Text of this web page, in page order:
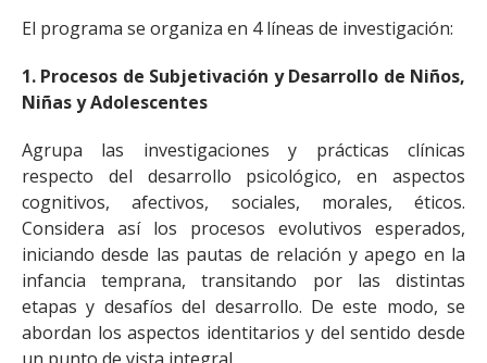
El programa se organiza en 4 líneas de investigación:
1. Procesos de Subjetivación y Desarrollo de Niños,
Niñas y Adolescentes
Agrupa las investigaciones y prácticas clínicas
respecto del desarrollo psicológico, en aspectos
cognitivos, afectivos, sociales, morales, éticos.
Considera así los procesos evolutivos esperados,
iniciando desde las pautas de relación y apego en la
infancia temprana, transitando por las distintas
etapas y desafíos del desarrollo. De este modo, se
abordan los aspectos identitarios y del sentido desde